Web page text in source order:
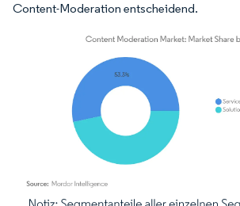
Content-Moderation entscheidend.